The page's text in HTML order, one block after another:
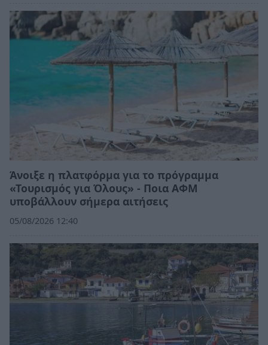
Άνοιξε η πλατφόρμα για το πρόγραμμα
«Τουρισμός για Όλους» - Ποια ΑΦΜ
υποβάλλουν σήμερα αιτήσεις
05/08/2026 12:40